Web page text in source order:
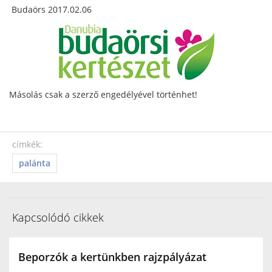
Budaörs 2017.02.06
Másolás csak a szerző engedélyével történhet!
címkék:
palánta
Kapcsolódó cikkek
Beporzók a kertünkben rajzpályázat